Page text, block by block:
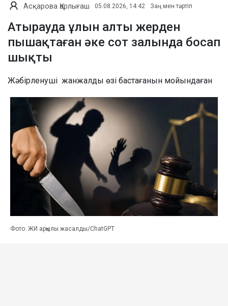
Асқарова Қарлығаш 05.08.2026, 14:42 Заң мен тәртіп
Атырауда ұлын алты жерден
пышақтаған әке сот залында босап
шықты
Жәбірленуші жанжалды өзі бастағанын мойындаған
Фото: ЖИ арқылы жасалды/ChatGPT